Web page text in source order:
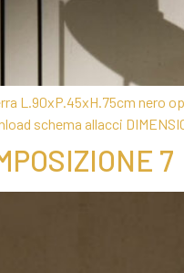
L.90xP.45xH.75cm nero
schema allacci
7